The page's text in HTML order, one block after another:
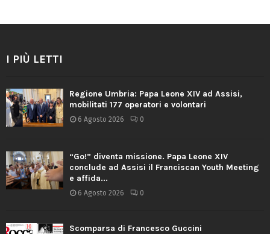
I PIÙ LETTI
Regione Umbria: Papa Leone XIV ad Assisi,
mobilitati 177 operatori e volontari
6 Agosto 2026 0
“Go!” diventa missione. Papa Leone XIV
conclude ad Assisi il Franciscan Youth Meeting
e affida...
6 Agosto 2026 0
Scomparsa di Francesco Guccini